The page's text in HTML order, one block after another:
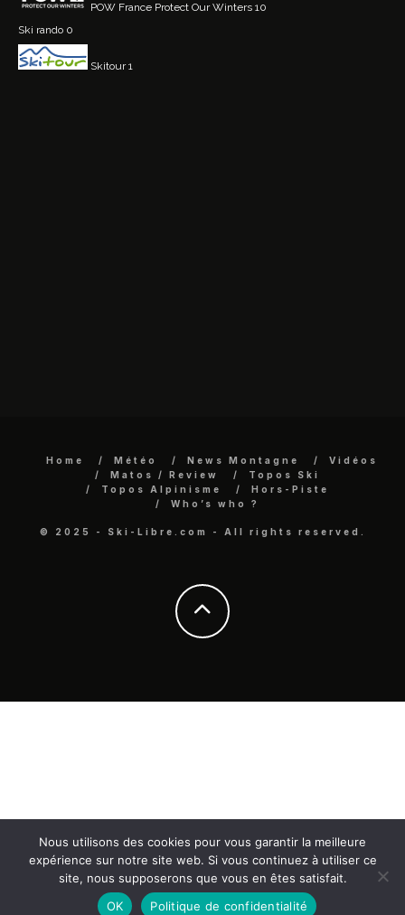
POW France Protect Our Winters 10
Ski rando 0
Skitour1
Home Météo News Montagne
Vidéos
Matos / Review
Topos Ski
Topos Alpinisme
Hors-Piste
Who’s who ?
© 2025 - Ski-Libre.com - All rights reserved.
Nous utilisons des cookies pour vous garantir la meilleure
expérience sur notre site web. Si vous continuez à utiliser ce
site, nous supposerons que vous en êtes satisfait.
OK
Politique de confidentialité